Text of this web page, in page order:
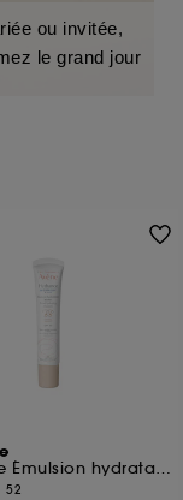
ou invitée,
le grand jour
BB-Légère Émulsion hydratante teintée
52